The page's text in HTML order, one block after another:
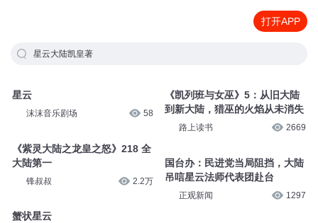
打开APP
星云大陆凯皇著
星云
沫沫音乐剧场 58
《紫灵大陆之龙皇之怒》218 全
大陆第一
锋叔叔 2.2万
蟹状星云
《凯列班与女巫》5：从旧大陆
到新大陆，猎巫的火焰从未消失
路上读书 2669
国台办：民进党当局阻挡，大陆
吊唁星云法师代表团赴台
正观新闻 1297